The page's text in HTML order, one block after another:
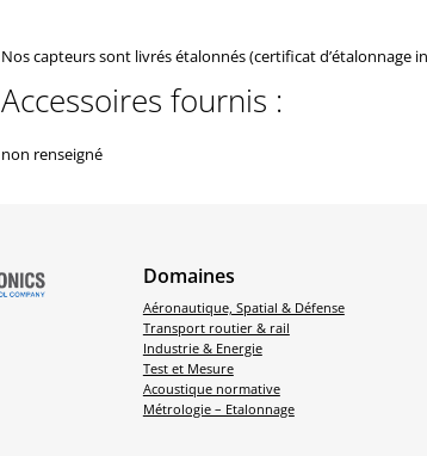
Nos capteurs sont livrés étalonnés (certificat d’étalonnage
Accessoires fournis :
non renseigné
Domaines
Aéronautique, Spatial & Défense
Transport routier & rail
Industrie & Energie
Test et Mesure
Acoustique normative
Métrologie – Etalonnage